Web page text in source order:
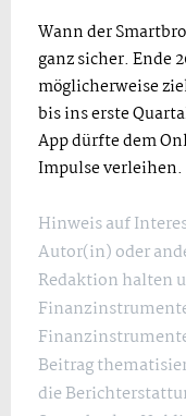
Wann der
ganz sicher. Ende
möglicherweise
bis ins erste
App dürfte dem
Impulse verleihen.
Hinweis auf
Autor(in) oder
Redaktion halten
Beitrag
die